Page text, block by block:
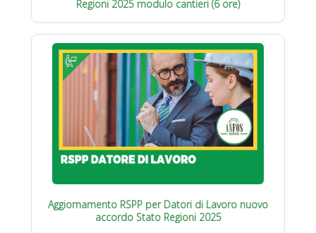
Regioni 2025 modulo cantieri (6 ore)
Aggiornamento RSPP per Datori di Lavoro nuovo
accordo Stato Regioni 2025